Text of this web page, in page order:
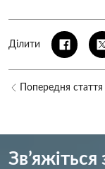
Ділити
Попередня стаття